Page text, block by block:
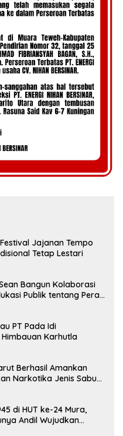
Jajanan Tempo
Tetap Lestari
Bangun Kolaborasi
Publik tentang Peran
PT Pada Idi
Karhutla
Berhasil Amankan
Narkotika Jenis Sabu
di HUT ke-24 Mura,
Wujudkan